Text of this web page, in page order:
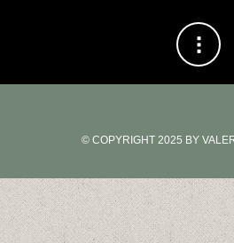
© COPYRIGHT 2025 BY